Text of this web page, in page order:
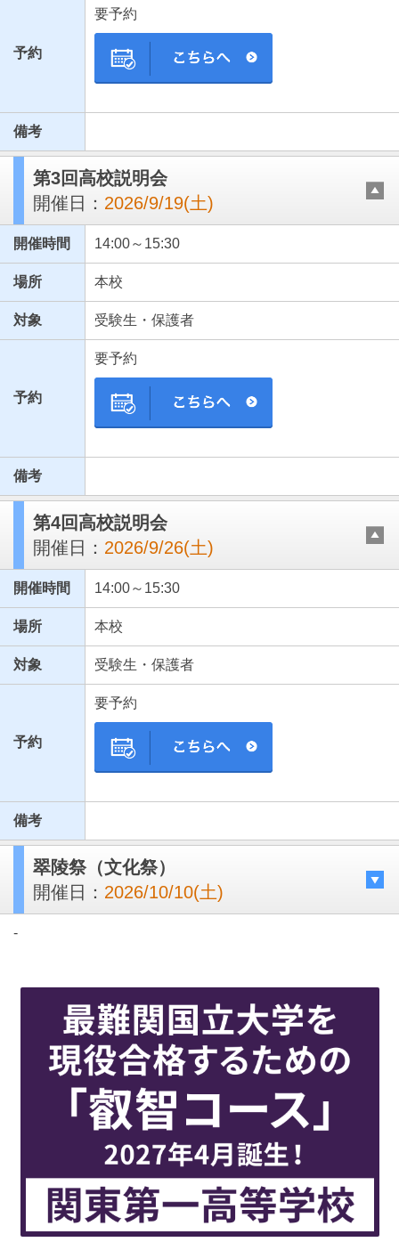
横浜翠陵高等学校
ブックマークした学校
ブックマークした学校はありません
予約
要予約
備考
第3回高校説明会
開催日： 2026/9/19(土)
開催時間 14:00～15:30
場所 本校
対象 受験生・保護者
予約
要予約
備考
第4回高校説明会
開催日： 2026/9/26(土)
開催時間 14:00～15:30
場所 本校
対象 受験生・保護者
予約
要予約
備考
翠陵祭（文化祭）
開催日： 2026/10/10(土)
-